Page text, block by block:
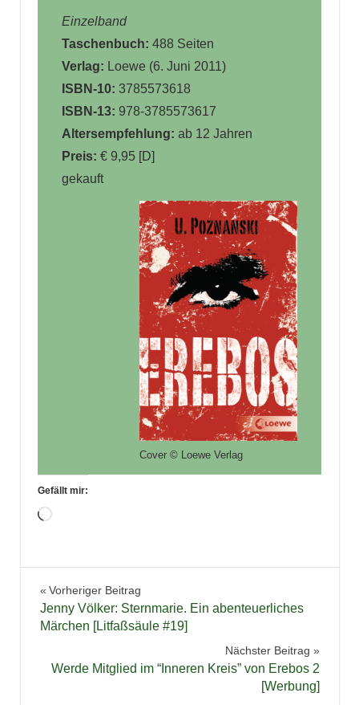
Einzelband
Taschenbuch: 488 Seiten
Verlag: Loewe (6. Juni 2011)
ISBN-10: 3785573618
ISBN-13: 978-3785573617
Altersempfehlung: ab 12 Jahren
Preis: € 9,95 [D]
gekauft
Cover © Loewe Verlag
Gefällt mir:
Wird
Bücher
Jugendbuch
Literatur
Beitragsnavigation
Vorheriger Beitrag
Jenny Völker: Sternmarie. Ein abenteuerliches
Märchen [Litfaßsäule #19]
Nächster Beitrag
Werde Mitglied im “Inneren Kreis” von Erebos 2
[Werbung]